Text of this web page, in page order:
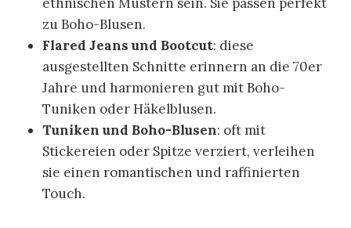
zu Boho-Blusen.
Flared Jeans und Bootcut: diese
ausgestellten Schnitte erinnern an die 70er
Jahre und harmonieren gut mit Boho-
Tuniken oder Häkelblusen.
Tuniken und Boho-Blusen: oft mit
Stickereien oder Spitze verziert, verleihen
sie einen romantischen und raffinierten
Touch.